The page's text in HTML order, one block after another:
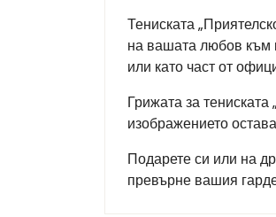
Тениската
на вашата любов към
или като част от
Грижата за
изображението
Подарете си или на
превърне вашия